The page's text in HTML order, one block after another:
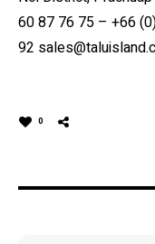
60 87 76 75 – +66
92
0